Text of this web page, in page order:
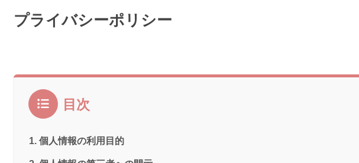
プライバシーポリシー
目次
個人情報の利用目的